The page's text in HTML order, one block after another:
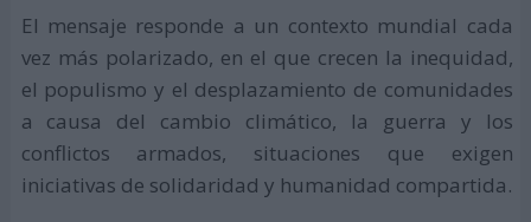
El mensaje responde a un contexto mundial cada
vez más polarizado, en el que crecen la inequidad,
el populismo y el desplazamiento de comunidades
a causa del cambio climático, la guerra y los
conflictos armados, situaciones que exigen
iniciativas de solidaridad y humanidad compartida.